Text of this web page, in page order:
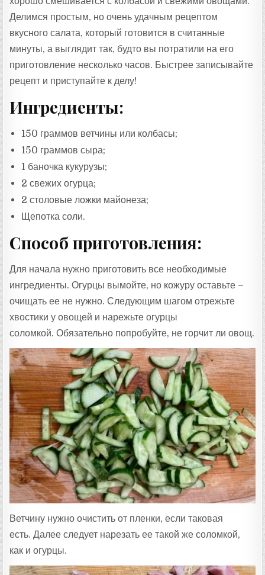
Делимся простым, но очень удачным рецептом
вкусного салата, который готовится в считанные
минуты, а выглядит так, будто вы потратили на его
приготовление несколько часов. Быстрее записывайте
рецепт и приступайте к делу!
Ингредиенты:
150 граммов ветчины или колбасы;
150 граммов сыра;
1 баночка кукурузы;
2 свежих огурца;
2 столовые ложки майонеза;
Щепотка соли.
Способ приготовления:
Для начала нужно приготовить все необходимые
ингредиенты. Огурцы вымойте, но кожуру оставьте –
очищать ее не нужно. Следующим шагом отрежьте
хвостики у овощей и нарежьте огурцы
соломкой. Обязательно попробуйте, не горчит ли овощ.
Ветчину нужно очистить от пленки, если таковая
есть. Далее следует нарезать ее такой же соломкой,
как и огурцы.